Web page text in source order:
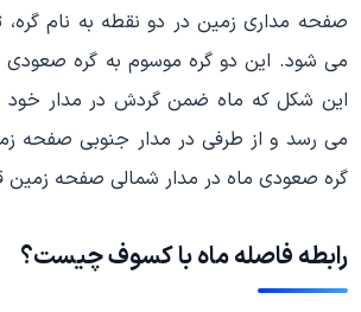
صفحه مداری زمین در دو نقطه به نام
می شود. این دو گره موسوم به گره صعودی
این شکل که ماه ضمن گردش در مدار خود
می رسد و از طرفی در مدار جنوبی صفحه
گره صعودی ماه در مدار شمالی صفحه زمین
رابطه فاصله ماه با کسوف چیست؟